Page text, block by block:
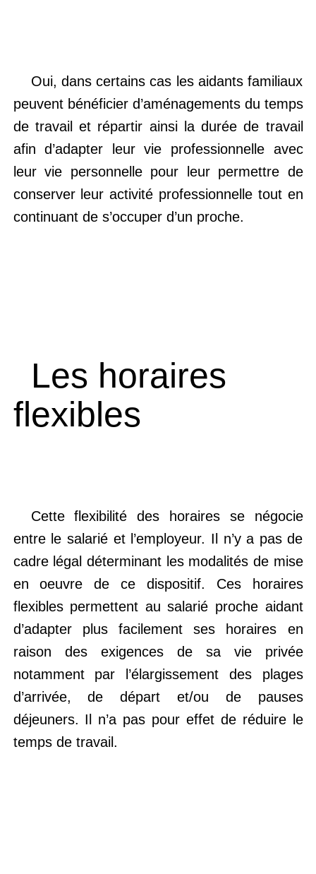
Oui, dans certains cas les aidants familiaux
peuvent bénéficier d’aménagements du temps
de travail et répartir ainsi la durée de travail
afin d’adapter leur vie professionnelle avec
leur vie personnelle pour leur permettre de
conserver leur activité professionnelle tout en
continuant de s’occuper d’un proche.
Les horaires
flexibles
Cette flexibilité des horaires se négocie
entre le salarié et l’employeur. Il n’y a pas de
cadre légal déterminant les modalités de mise
en oeuvre de ce dispositif. Ces horaires
flexibles permettent au salarié proche aidant
d’adapter plus facilement ses horaires en
raison des exigences de sa vie privée
notamment par l’élargissement des plages
d’arrivée, de départ et/ou de pauses
déjeuners. Il n’a pas pour effet de réduire le
temps de travail.